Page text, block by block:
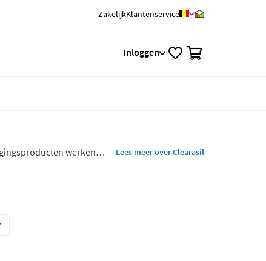
ZakelijkKlantenservice
Inloggen
werken
Lees meer over Clearasil